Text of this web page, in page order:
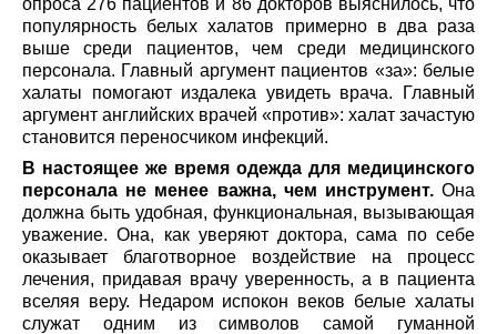
опроса 276 пациентов и 86 докторов выяснилось, что
популярность белых халатов примерно в два раза
выше среди пациентов, чем среди медицинского
персонала. Главный аргумент пациентов «за»: белые
халаты помогают издалека увидеть врача. Главный
аргумент английских врачей «против»: халат зачастую
становится переносчиком инфекций.
В настоящее же время одежда для медицинского
персонала не менее важна, чем инструмент.Она
должна быть удобная, функциональная, вызывающая
уважение. Она, как уверяют доктора, caма по себе
оказывает благотворное воздействие на процесс
лечения, придавая врачу уверенность, а в пациента
вселяя веру. Недаром испокон веков белые халаты
служат одним из символов самой гуманной